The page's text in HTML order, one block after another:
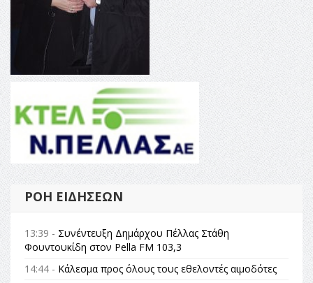
ΡΟΉ ΕΙΔΉΣΕΩΝ
13:39 - Συνέντευξη Δημάρχου Πέλλας Στάθη
Φουντουκίδη στον Pella FM 103,3
14:44 - Κάλεσμα προς όλους τους εθελοντές αιμοδότες